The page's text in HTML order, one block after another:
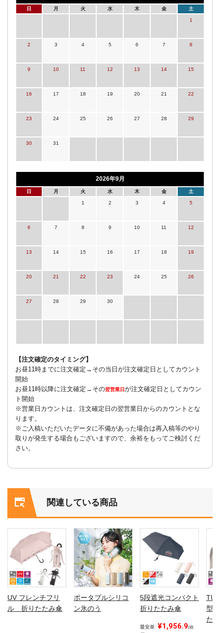
日 月 火 水 木 金 土
1
2 3 4 5 6 7 8
9 10 11 12 13 14 15
16 17 18 19 20 21 22
23 24 25 26 27 28 29
30 31
2026年9月
日 月 火 水 木 金 土
1 2 3 4 5
6 7 8 9 10 11 12
13 14 15 16 17 18 19
20 21 22 23 24 25 26
27 28 29 30
【注文確定のタイミング】
お昼11時までに注文確定→その当日が注文確定日としてカウント
開始
お昼11時以降に注文確定→その翌営業日が注文確定日としてカウン
ト開始
※営業日カウントは、注文確定日の翌営業日からのカウントとな
ります。
※ご入稿いただいたデータに不備があった場合は再入稿等のやり
取りが発生する場合もございますので、余裕をもってご検討くだ
さい。
関連している商品
UV フレンチフリ
ル 折りたたみ傘
ポータブルシリコ
ン氷のう
5段遮光コンパクト
折りたたみ傘
最安単
¥1,956.9(税
型
た